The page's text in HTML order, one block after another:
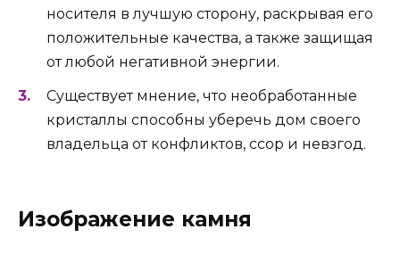
носителя в лучшую сторону, раскрывая его
положительные качества, а также защищая
от любой негативной энергии.
Существует мнение, что необработанные
кристаллы способны уберечь дом своего
владельца от конфликтов, ссор и невзгод.
Изображение камня